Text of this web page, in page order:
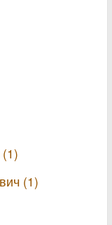
(1)